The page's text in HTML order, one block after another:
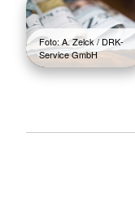
Foto: A. Zelck / DRK-
Service GmbH